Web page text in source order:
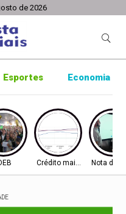
de 2026
Esportes Economia
Crédito mais difícilNota do